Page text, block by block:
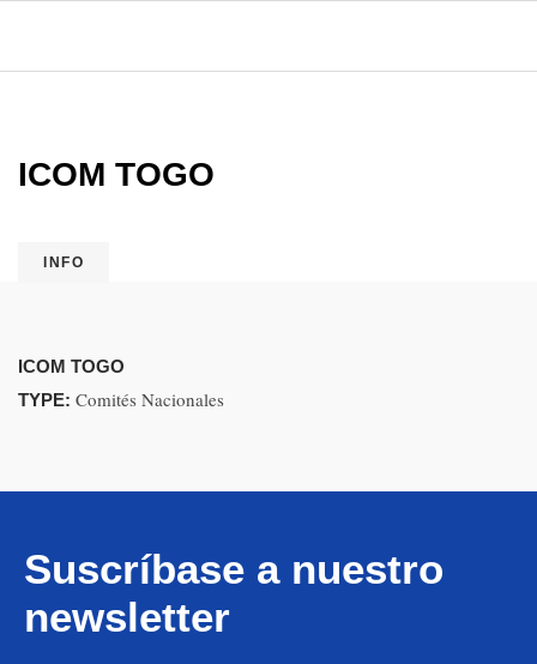
ICOM TOGO
INFO
ICOM TOGO
TYPE: Comités Nacionales
Suscríbase a nuestro
newsletter